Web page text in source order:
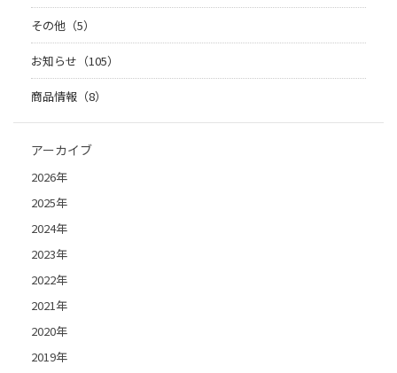
その他（5）
お知らせ（105）
商品情報（8）
アーカイブ
2026年
2025年
2024年
2023年
2022年
2021年
2020年
2019年